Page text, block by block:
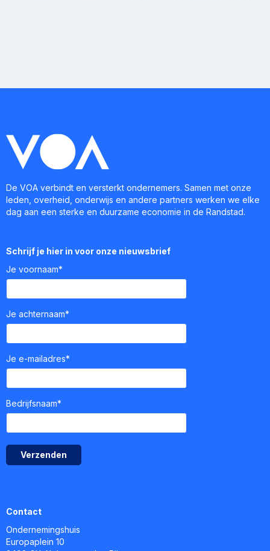
De VOA verbindt en versterkt ondernemers. Samen met onze
leden, overheid, onderwijs en andere partners werken we elke
dag aan een sterke en duurzame economie in de Randstad.
Schrijf je hier in voor onze nieuwsbrief
Je voornaam*
Je achternaam*
Je e-mailadres*
Bedrijfsnaam*
Verzenden
Contact
Ondernemingshuis
Europaplein 10